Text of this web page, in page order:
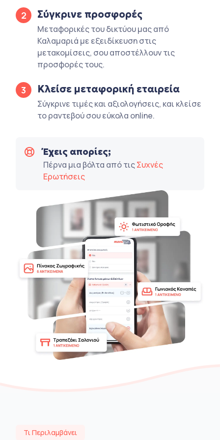
2 Σύγκρινε προσφορές
Μεταφορικές του δικτύου μας από
Καλαμαριά με εξειδίκευση στις
μετακομίσεις, σου αποστέλλουν τις
προσφορές τους.
3 Κλείσε μεταφορική εταιρεία
Σύγκρινε τιμές και αξιολογήσεις, και κλείσε
το ραντεβού σου εύκολα online.
Έχεις απορίες;
Πέρνα μια βόλτα από τιςΣυχνές
Ερωτήσεις
Τι Περιλαμβάνει